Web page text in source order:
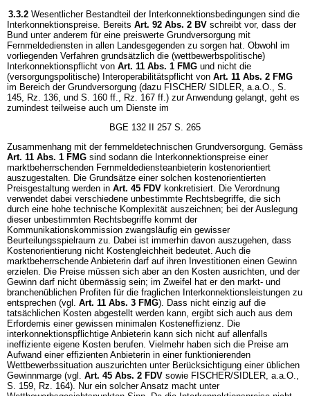
3.3.2 Wesentlicher Bestandteil der Interkonnektionsbedingungen sind die
Interkonnektionspreise. Bereits Art. 92 Abs. 2 BV schreibt vor, dass der
Bund unter anderem für eine preiswerte Grundversorgung mit
Fernmeldediensten in allen Landesgegenden zu sorgen hat. Obwohl im
vorliegenden Verfahren grundsätzlich die (wettbewerbspolitische)
Interkonnektionspflicht von Art. 11 Abs. 1 FMG und nicht die
(versorgungspolitische) Interoperabilitätspflicht von Art. 11 Abs. 2 FMG
im Bereich der Grundversorgung (dazu FISCHER/ SIDLER, a.a.O., S.
145, Rz. 136, und S. 160 ff., Rz. 167 ff.) zur Anwendung gelangt, geht es
zumindest teilweise auch um Dienste im
BGE 132 II 257 S. 265
Zusammenhang mit der fernmeldetechnischen Grundversorgung. Gemäss
Art. 11 Abs. 1 FMG sind sodann die Interkonnektionspreise einer
marktbeherrschenden Fernmeldediensteanbieterin kostenorientiert
auszugestalten. Die Grundsätze einer solchen kostenorientierten
Preisgestaltung werden in Art. 45 FDV konkretisiert. Die Verordnung
verwendet dabei verschiedene unbestimmte Rechtsbegriffe, die sich
durch eine hohe technische Komplexität auszeichnen; bei der Auslegung
dieser unbestimmten Rechtsbegriffe kommt der
Kommunikationskommission zwangsläufig ein gewisser
Beurteilungsspielraum zu. Dabei ist immerhin davon auszugehen, dass
Kostenorientierung nicht Kostengleichheit bedeutet. Auch die
marktbeherrschende Anbieterin darf auf ihren Investitionen einen Gewinn
erzielen. Die Preise müssen sich aber an den Kosten ausrichten, und der
Gewinn darf nicht übermässig sein; im Zweifel hat er den markt- und
branchenüblichen Profiten für die fraglichen Interkonnektionsleistungen zu
entsprechen (vgl. Art. 11 Abs. 3 FMG). Dass nicht einzig auf die
tatsächlichen Kosten abgestellt werden kann, ergibt sich auch aus dem
Erfordernis einer gewissen minimalen Kosteneffizienz. Die
interkonnektionspflichtige Anbieterin kann sich nicht auf allenfalls
ineffiziente eigene Kosten berufen. Vielmehr haben sich die Preise am
Aufwand einer effizienten Anbieterin in einer funktionierenden
Wettbewerbssituation auszurichten unter Berücksichtigung einer üblichen
Gewinnmarge (vgl. Art. 45 Abs. 2 FDV sowie FISCHER/SIDLER, a.a.O.,
S. 159, Rz. 164). Nur ein solcher Ansatz macht unter